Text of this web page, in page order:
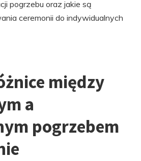
pogrzebu oraz jakie są
ceremonii do indywidualnych
między
a
pogrzebem